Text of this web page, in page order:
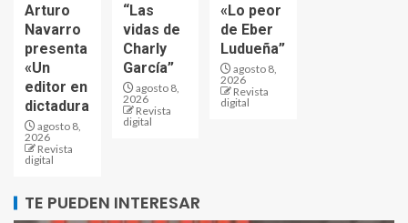
Arturo
Navarro
presenta
«Un
editor en
dictadura
agosto 8,
2026
Revista
digital
“Las
vidas de
Charly
García”
agosto 8,
2026
Revista
digital
«Lo peor
de Eber
Ludueña”
agosto 8,
2026
Revista
digital
TE PUEDEN INTERESAR